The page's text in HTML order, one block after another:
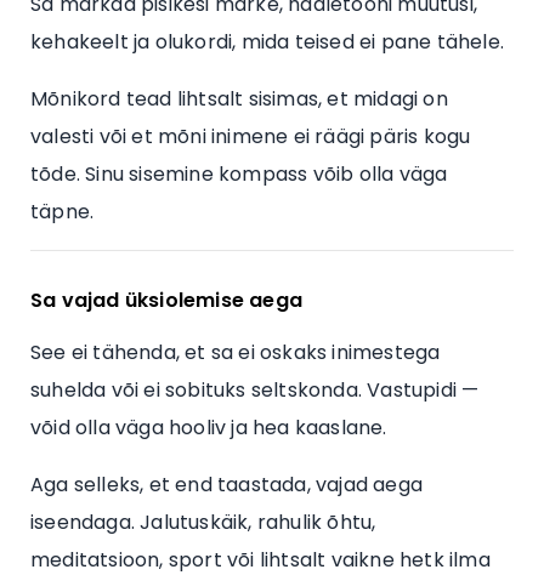
kehakeelt ja olukordi, mida teised ei pane tähele.
Mõnikord tead lihtsalt sisimas, et midagi on
valesti või et mõni inimene ei räägi päris kogu
tõde. Sinu sisemine kompass võib olla väga
täpne.
Sa vajad üksiolemise aega
See ei tähenda, et sa ei oskaks inimestega
suhelda või ei sobituks seltskonda. Vastupidi —
võid olla väga hooliv ja hea kaaslane.
Aga selleks, et end taastada, vajad aega
iseendaga. Jalutuskäik, rahulik õhtu,
meditatsioon, sport või lihtsalt vaikne hetk ilma